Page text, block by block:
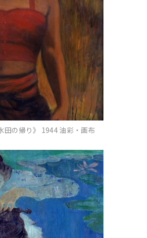
田の帰り》 1944 油彩・画布